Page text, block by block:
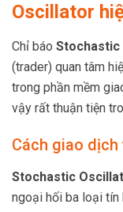
Oscillator
Chỉ báo Stochastic
(trader) quan tâm
trong phần mềm
vậy rất thuận tiện
Cách giao
Stochastic
ngoại hối ba loại tín